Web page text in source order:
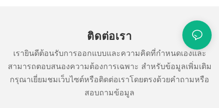
ติดต่อเรา
เรายินดีต้อนรับการออกแบบและความคิดที่กำหนดเองและ
สามารถตอบสนองความต้องการเฉพาะ สำหรับข้อมูลเพิ่มเติม
กรุณาเยี่ยมชมเว็บไซต์หรือติดต่อเราโดยตรงด้วยคำถามหรือ
สอบถามข้อมูล